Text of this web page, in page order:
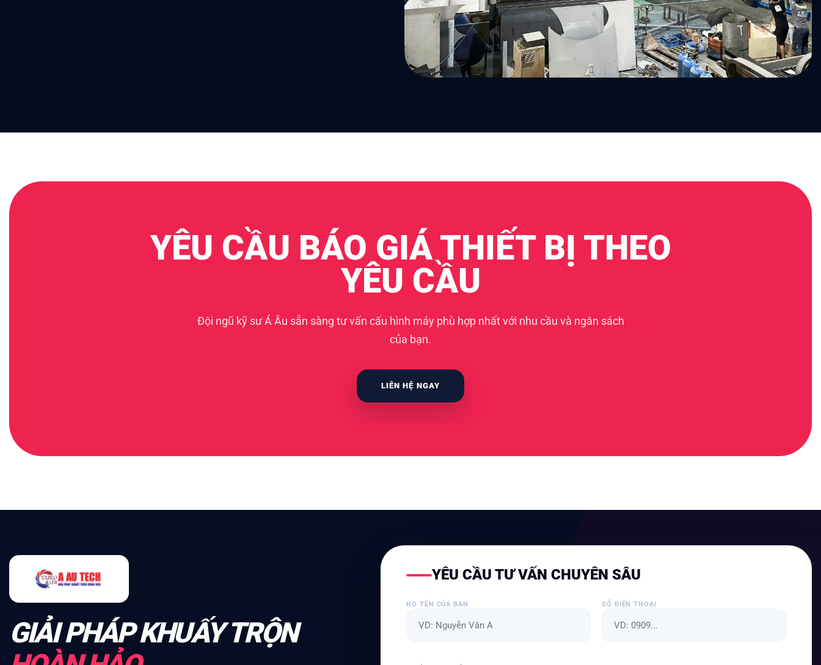
YÊU CẦU BÁO GIÁ THIẾT BỊ THEO
YÊU CẦU
Đội ngũ kỹ sư Á Âu sẵn sàng tư vấn cấu hình máy phù hợp nhất với nhu cầu và ngân sách
của bạn.
LIÊN HỆ NGAY
GIẢI PHÁP KHUẤY TRỘN
YÊU CẦU TƯ VẤN CHUYÊN SÂU
HỌ TÊN CỦA BẠN SỐ ĐIỆN THOẠI